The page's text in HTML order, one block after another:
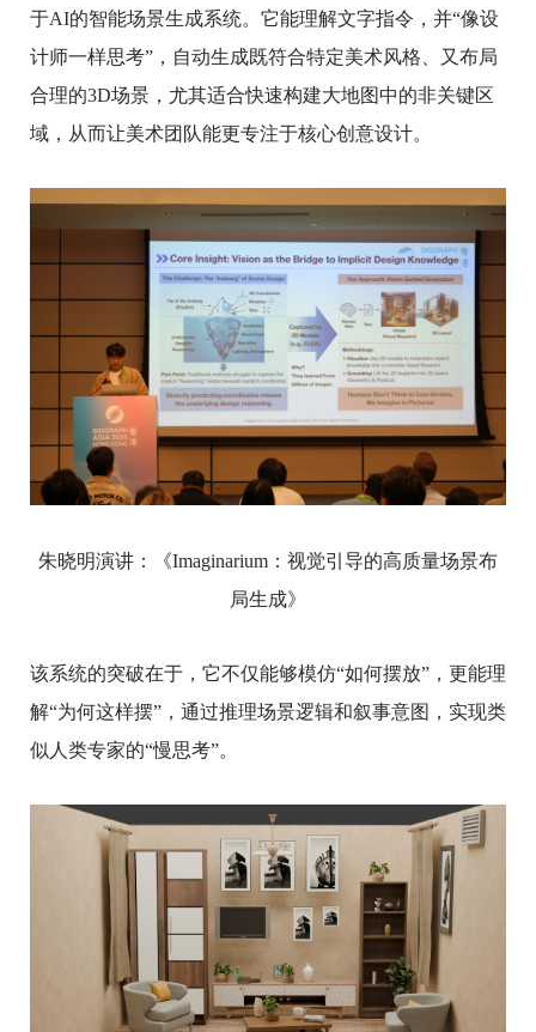
于AI的智能场景生成系统。它能理解文字指令，并“像设
计师一样思考”，自动生成既符合特定美术风格、又布局
合理的3D场景，尤其适合快速构建大地图中的非关键区
域，从而让美术团队能更专注于核心创意设计。
朱晓明演讲：《Imaginarium：视觉引导的高质量场景布
局生成》
该系统的突破在于，它不仅能够模仿“如何摆放”，更能理
解“为何这样摆”，通过推理场景逻辑和叙事意图，实现类
似人类专家的“慢思考”。